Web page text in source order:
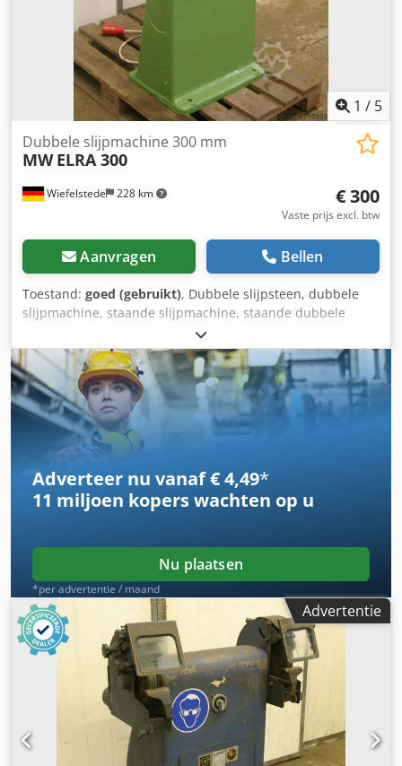
1 / 5
Wiefelstede 228 km
Dubbele slijpmachine 300 mm
MW ELRA 300
€ 300
Vaste prijs excl. btw
Aanvragen Bellen
Toestand: goed (gebruikt), Dubbele slijpsteen, dubbele
slijpmachine, staande slijpmachine, staande dubbele
slijpsteen - Motorvermogen: 1,1 kW - Toerental: 1.410 tpm
Credpfjb A Naujx Aguef - Slijpschijven: max. Ø 300 mm -
Bedrijfsspanning: 380 Volt - Gewicht: 200 kg
Adverteer nu vanaf € 4,49*
11 miljoen koperswachten op u
Nu plaatsen
*per advertentie / maand
Advertentie